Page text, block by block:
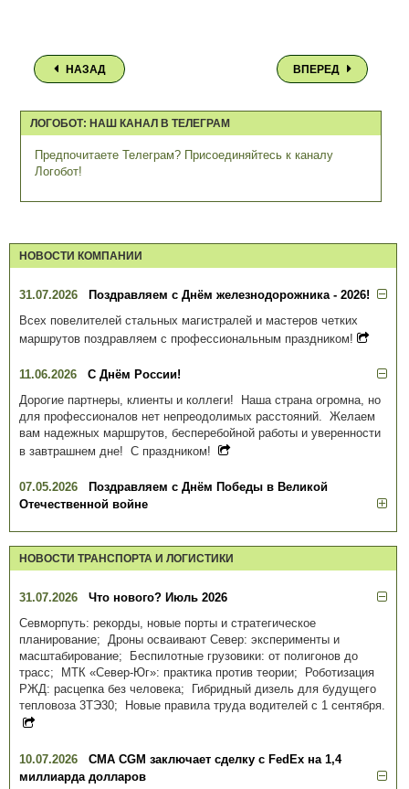
НАЗАД ВПЕРЕД
ЛОГОБОТ: НАШ КАНАЛ В ТЕЛЕГРАМ
Предпочитаете Телеграм? Присоединяйтесь к каналу
Логобот!
НОВОСТИ КОМПАНИИ
31.07.2026
Поздравляем с Днём железнодорожника - 2026!
Всех повелителей стальных магистралей и мастеров четких
маршрутов поздравляем с профессиональным праздником!
11.06.2026
С Днём России!
Дорогие партнеры, клиенты и коллеги! Наша страна огромна, но
для профессионалов нет непреодолимых расстояний. Желаем
вам надежных маршрутов, бесперебойной работы и уверенности
в завтрашнем дне! С праздником!
07.05.2026
Поздравляем с Днём Победы в Великой
Отечественной войне
НОВОСТИ ТРАНСПОРТА И ЛОГИСТИКИ
31.07.2026
Что нового? Июль 2026
Севморпуть: рекорды, новые порты и стратегическое
планирование; Дроны осваивают Север: эксперименты и
масштабирование; Беспилотные грузовики: от полигонов до
трасс; МТК «Север-Юг»: практика против теории; Роботизация
РЖД: расцепка без человека; Гибридный дизель для будущего
тепловоза 3ТЭ30; Новые правила труда водителей с 1 сентября.
10.07.2026
CMA CGM заключает сделку с FedEx на 1,4
миллиарда долларов